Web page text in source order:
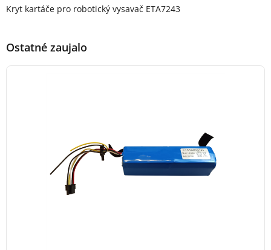
Kryt kartáče pro robotický vysavač ETA7243
Ostatné zaujalo